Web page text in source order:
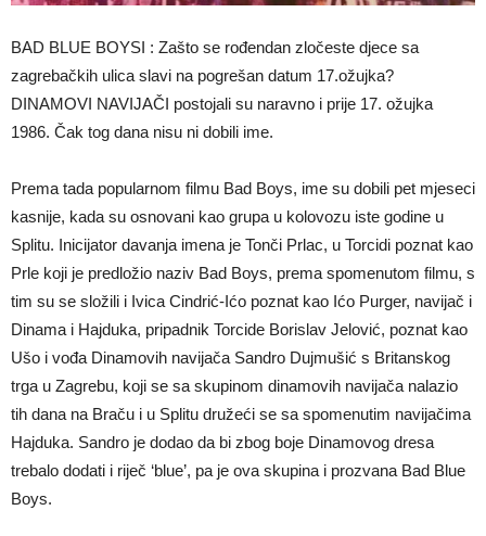
BAD BLUE BOYSI : Zašto se rođendan zločeste djece sa
zagrebačkih ulica slavi na pogrešan datum 17.ožujka?
DINAMOVI NAVIJAČI postojali su naravno i prije 17. ožujka
1986. Čak tog dana nisu ni dobili ime.
Prema tada popularnom filmu Bad Boys, ime su dobili pet mjeseci
kasnije, kada su osnovani kao grupa u kolovozu iste godine u
Splitu. Inicijator davanja imena je Tonči Prlac, u Torcidi poznat kao
Prle koji je predložio naziv Bad Boys, prema spomenutom filmu, s
tim su se složili i Ivica Cindrić-Ićo poznat kao Ićo Purger, navijač i
Dinama i Hajduka, pripadnik Torcide Borislav Jelović, poznat kao
Ušo i vođa Dinamovih navijača Sandro Dujmušić s Britanskog
trga u Zagrebu, koji se sa skupinom dinamovih navijača nalazio
tih dana na Braču i u Splitu družeći se sa spomenutim navijačima
Hajduka. Sandro je dodao da bi zbog boje Dinamovog dresa
trebalo dodati i riječ ‘blue’, pa je ova skupina i prozvana Bad Blue
Boys.